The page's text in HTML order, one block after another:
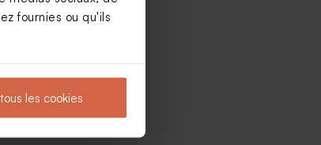
fournies ou qu'ils
les cookies